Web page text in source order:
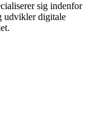
sig indenfor
udvikler digitale